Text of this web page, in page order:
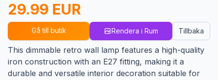
29.99 EUR
Gå till butik Rendera i Rum Tillbaka
This dimmable retro wall lamp features a high-quality
iron construction with an E27 fitting, making it a
durable and versatile interior decoration suitable for